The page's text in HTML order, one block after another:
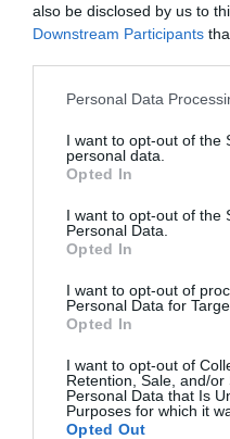
also be disclosed by us to
Downstream Participants
Personal Data
I want to opt-out of the
personal data.
Opted In
I want to opt-out of the
Personal Data.
Opted In
I want to opt-out of
Personal Data for
Opted In
I want to opt-out of
Retention, Sale, and/or
Personal Data that Is
Purposes for which it
Opted Out
Γίνε
Βρες
Όλα